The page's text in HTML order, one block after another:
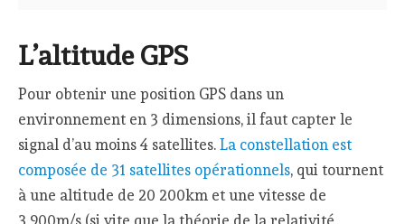
L’altitude GPS
Pour obtenir une position GPS dans un
environnement en 3 dimensions, il faut capter le
signal d’au moins 4 satellites.La constellation est
composée de 31 satellites opérationnels, qui tournent
à une altitude de 20 200km et une vitesse de
3 900m/s (si vite que la théorie de la relativité